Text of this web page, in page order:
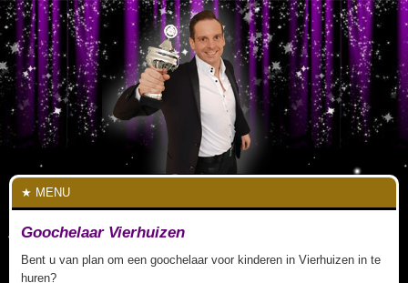
MENU
Goochelaar Vierhuizen
Bent u van plan om een goochelaar voor kinderen in Vierhuizen in te
huren?